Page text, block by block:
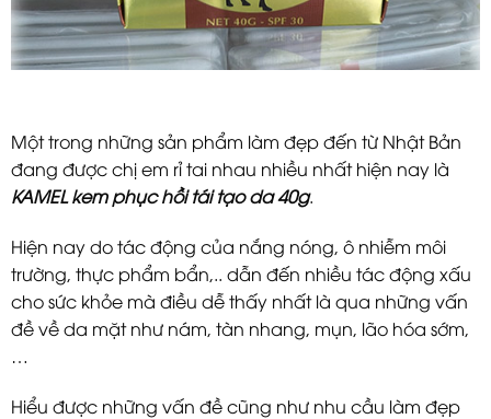
Một trong những sản phẩm làm đẹp đến từ Nhật Bản
đang được chị em rỉ tai nhau nhiều nhất hiện nay là
KAMEL kem phục hồi tái tạo da 40g.
Hiện nay do tác động của nắng nóng, ô nhiễm môi
trường, thực phẩm bẩn,.. dẫn đến nhiều tác động xấu
cho sức khỏe mà điều dễ thấy nhất là qua những vấn
đề về da mặt như nám, tàn nhang, mụn, lão hóa sớm,
…
Hiểu được những vấn đề cũng như nhu cầu làm đẹp